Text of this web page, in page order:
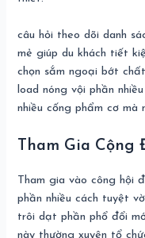
câu hỏi theo dõi danh
mẻ giúp du khách tiết
chọn sắm ngoại bớt
load nóng vội phần
nhiều cống phẩm cơ mà
Tham Gia
Tham gia vào công hội
phần nhiều cách tuyệt
trôi dạt phần phổ đổi
này thường xuyên tổ